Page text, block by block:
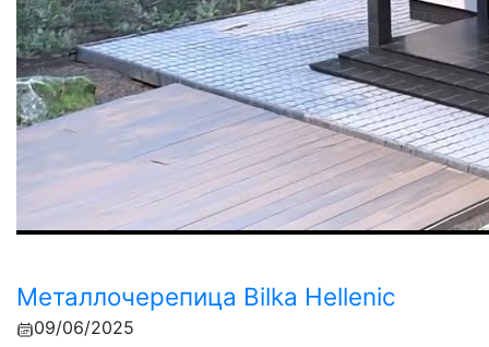
Металлочерепица Bilka Hellenic
09/06/2025